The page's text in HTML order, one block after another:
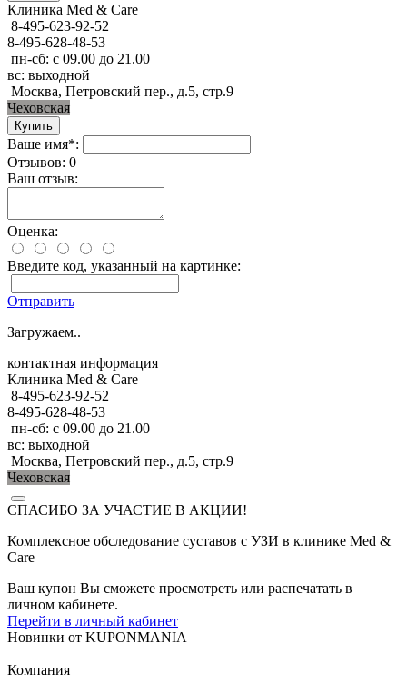
Клиника Med & Care
8-495-623-92-52
8-495-628-48-53
пн-сб: с 09.00 до 21.00
вс: выходной
Москва, Петровский пер., д.5, стр.9
Чеховская
Ваше имя*:
Отзывов: 0
Ваш отзыв:
Оценка:
Введите код, указанный на картинке:
Отправить
Загружаем..
контактная информация
Клиника Med & Care
8-495-623-92-52
8-495-628-48-53
пн-сб: с 09.00 до 21.00
вс: выходной
Москва, Петровский пер., д.5, стр.9
Чеховская
СПАСИБО ЗА УЧАСТИЕ В АКЦИИ!
Комплексное обследование суставов с УЗИ в клинике Med &
Care
Ваш купон Вы сможете просмотреть или распечатать в
личном кабинете.
Перейти в личный кабинет
Новинки от KUPONMANIA
Компания